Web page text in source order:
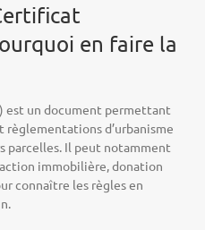
en faire la
est un document permettant
d’urbanisme
parcelles. Il peut notamment
immobilière, donation
connaître les règles en